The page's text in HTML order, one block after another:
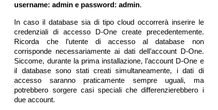
username: admin e password: admin.
In caso il database sia di tipo cloud occorrerà inserire le
credenziali di accesso D-One create precedentemente.
Ricorda che l’utente di accesso al database non
corrisponde necessariamente ai dati dell’account D-One.
Siccome, durante la prima installazione, l’account D-One e
il database sono stati creati simultaneamente, i dati di
accesso saranno praticamente sempre uguali, ma
potrebbero sorgere casi speciali che differenzierebbero i
due account.